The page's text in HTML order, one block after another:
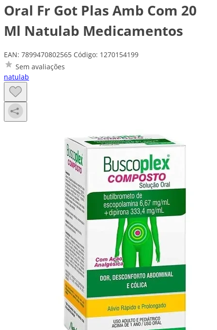
Oral Fr Got Plas Amb Com 20
Ml Natulab Medicamentos
EAN: 7899470802565 Código: 1270154199
Sem avaliações
natulab